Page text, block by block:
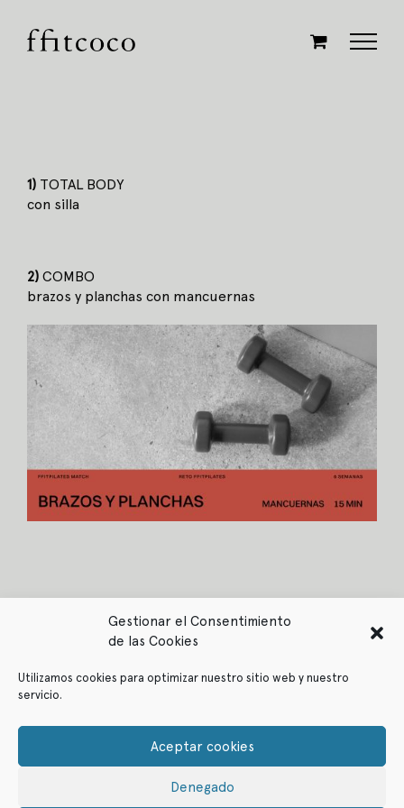
Gestionar el Consentimiento
de las Cookies
Utilizamos cookies para optimizar nuestro sitio web y nuestro
servicio.
Aceptar cookies
Denegado
contenido
1) TOTAL BODY
con silla
2) COMBO
brazos y planchas con mancuernas
Política de cookies
© ffitcoco 2021